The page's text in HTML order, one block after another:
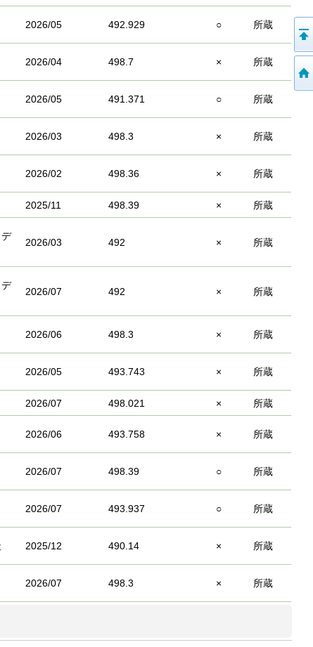
2026/05 492.929 ○ 所蔵
2026/04 498.7 × 所蔵
2026/05 491.371 ○ 所蔵
2026/03 498.3 × 所蔵
2026/02 498.36 × 所蔵
2025/11 498.39 × 所蔵
デ
2026/03 492 × 所蔵
デ
2026/07 492 × 所蔵
2026/06 498.3 × 所蔵
2026/05 493.743 × 所蔵
2026/07 498.021 × 所蔵
2026/06 493.758 × 所蔵
2026/07 498.39 ○ 所蔵
2026/07 493.937 ○ 所蔵
2025/12 490.14 × 所蔵
2026/07 498.3 × 所蔵